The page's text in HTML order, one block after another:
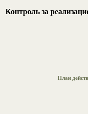
Контроль за
План